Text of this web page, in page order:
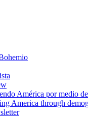
América por medio
America through